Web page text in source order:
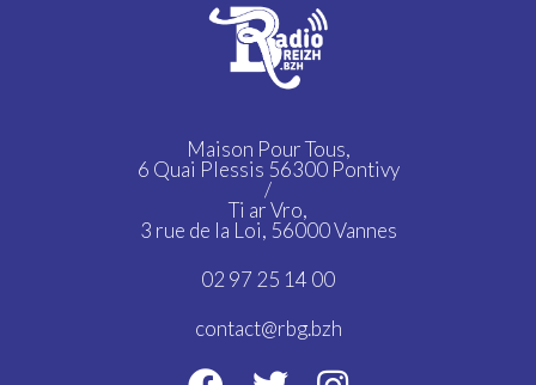
Maison Pour Tous,
6 Quai Plessis 56300 Pontivy
/
Ti ar Vro,
3 rue de la Loi, 56000 Vannes
02 97 25 14 00
contact@rbg.bzh